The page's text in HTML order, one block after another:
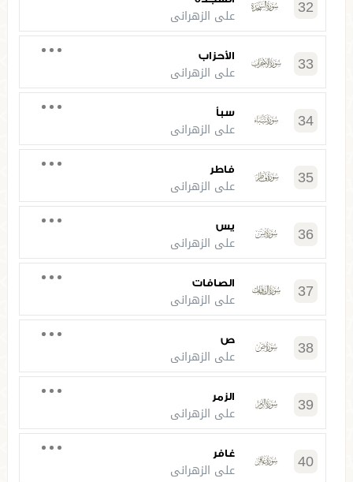
32 علي الزهراني
33 الأحزاب
علي الزهراني
34 سبأ
علي الزهراني
35 فاطر
علي الزهراني
36 يس
علي الزهراني
37 الصافات
علي الزهراني
38 ص
علي الزهراني
39 الزمر
علي الزهراني
40 غافر
علي الزهراني